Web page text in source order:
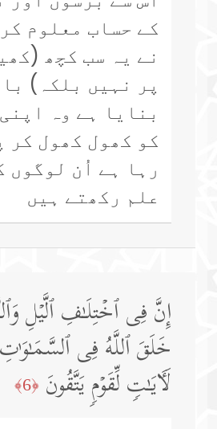
کے حساب معلوم
نے یہ سب کچھ
پر نہیں بلکہ)
بنایا ہے وہ
کو کھول کھول کر
رہا ہے اُن لوگوں
علم رکھتے ہیں
إِنَّ فِی ٱخۡتِلَـٰفِ ٱلَّیۡلِ
خَلَقَ ٱللَّهُ فِی ٱلسَّمَـٰوَ
لَـَٔایَـٰتࣲ لِّقَوۡمࣲ یَتَّقُونَ ﴿6﴾